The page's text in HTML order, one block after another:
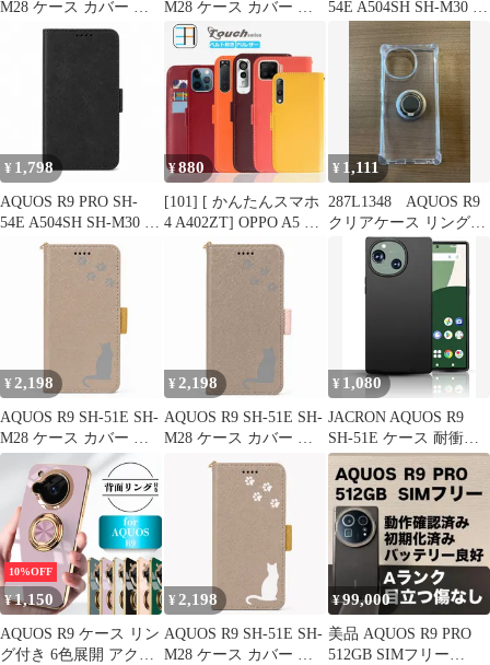
M28 ケース カバー 手
帳型 レザー調 SH-51E
M28 ケース カバー 手
帳型 レザー調 SH-51E
ケース SH-51Eカバー
A401SHケース A401SH
カバー "q-5m-7
54E A504SH SH-M30 ケ
ース カバー 手帳型 レ
ザー調 SH-54Eケース
SH-54Eカバー A504SH
ケース A504SHカバー
"q-5m-7
¥ 1,798
AQUOS R9 PRO SH-
54E A504SH SH-M30 ケ
ース カバー 手帳型 レ
ザー調 SH-54Eケース
SH-54Eカバー A504SH
ケース A504SHカバー
¥880
[101] [ かんたんスマホ
4 A402ZT] OPPO A5 5G
A502OP Reno13 A 手帳
型 Rhombus スマホケー
ス Nubias Pixel10 iPhone
16E Sense9 R9 Pro 9A
oppo a5x Moto G0
¥ 1,111
287L1348 AQUOS R9
クリアケース リング付
き 耐衝撃 スタンド機能
¥ 2,198
AQUOS R9 SH-51E SH-
M28 ケース カバー 手
帳型 猫 ねこ SH-51Eケ
ース SH-51Eカバー
A401SHケース A401SH
カバー "q-15m-27-dn03
¥ 2,198
AQUOS R9 SH-51E SH-
M28 ケース カバー 手
帳型 猫 ねこ SH-51Eケ
ース SH-51Eカバー
A401SHケース A401SH
カバー "q-13m-27-dn03
¥ 1,080
JACRON AQUOS R9
SH-51E ケース 耐衝撃
落下防止 薄型 ストラッ
プホール付き 柔軟 砂艶
消しの質感 ほこりが付
かない 滑り止め SH-
M28 スマートフォンケ
ース(TPU-AZ-2913)
10%OFF
¥1,150
AQUOS R9 ケース リン
グ付き 6色展開 アクオ
¥ 2,198
AQUOS R9 SH-51E SH-
M28 ケース カバー 手
¥99,000
美品 AQUOS R9 PRO
512GB SIMフリー